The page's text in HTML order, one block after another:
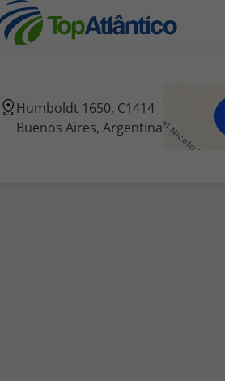
Humboldt 1650, C1414
Buenos Aires, Argentina